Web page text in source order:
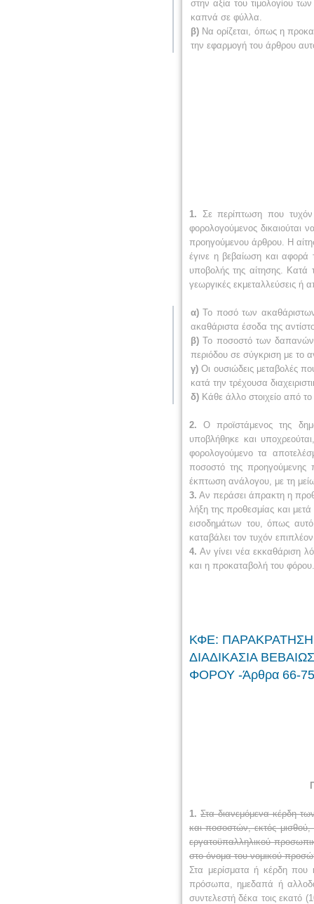
στην αξία του τιμολογίου
καπνά σε φύλλα.
β) Να ορίζεται, όπως η
την εφαρμογή του άρθρου
1. Σε περίπτωση που τυχόν
φορολογούμενος δικαιούται
προηγούμενου άρθρου. Η
έγινε η βεβαίωση και αφορά
υποβολής της αίτησης. Κατά
γεωργικές εκμεταλλεύσεις ή
α)Το ποσό των ακαθάριστων
ακαθάριστα έσοδα της
β) Το ποσοστό των δαπανών
περιόδου σε σύγκριση με το
γ) Οι ουσιώδεις μεταβολές
κατά την τρέχουσα
δ) Κάθε άλλο στοιχείο από
2. Ο προϊστάμενος της
υποβλήθηκε και
φορολογούμενο τα
ποσοστό της προηγούμενης
έκπτωση ανάλογου, με τη
3. Αν περάσει άπρακτη η
λήξη της προθεσμίας και
εισοδημάτων του, όπως
καταβάλει τον τυχόν
4. Αν γίνει νέα εκκαθάριση
και η προκαταβολή του
ΚΦΕ:
ΔΙΑΔΙΚΑΣΙΑ
ΦΟΡΟΥ -Άρθρα 66-75
1. Στα διανεμόμενα κέρδη
και ποσοστών, εκτός
εργατοϋπαλληλικού
στο όνομα του νομικού
Στα μερίσματα ή κέρδη που
πρόσωπα, ημεδαπά ή
συντελεστή δέκα τοις εκατό